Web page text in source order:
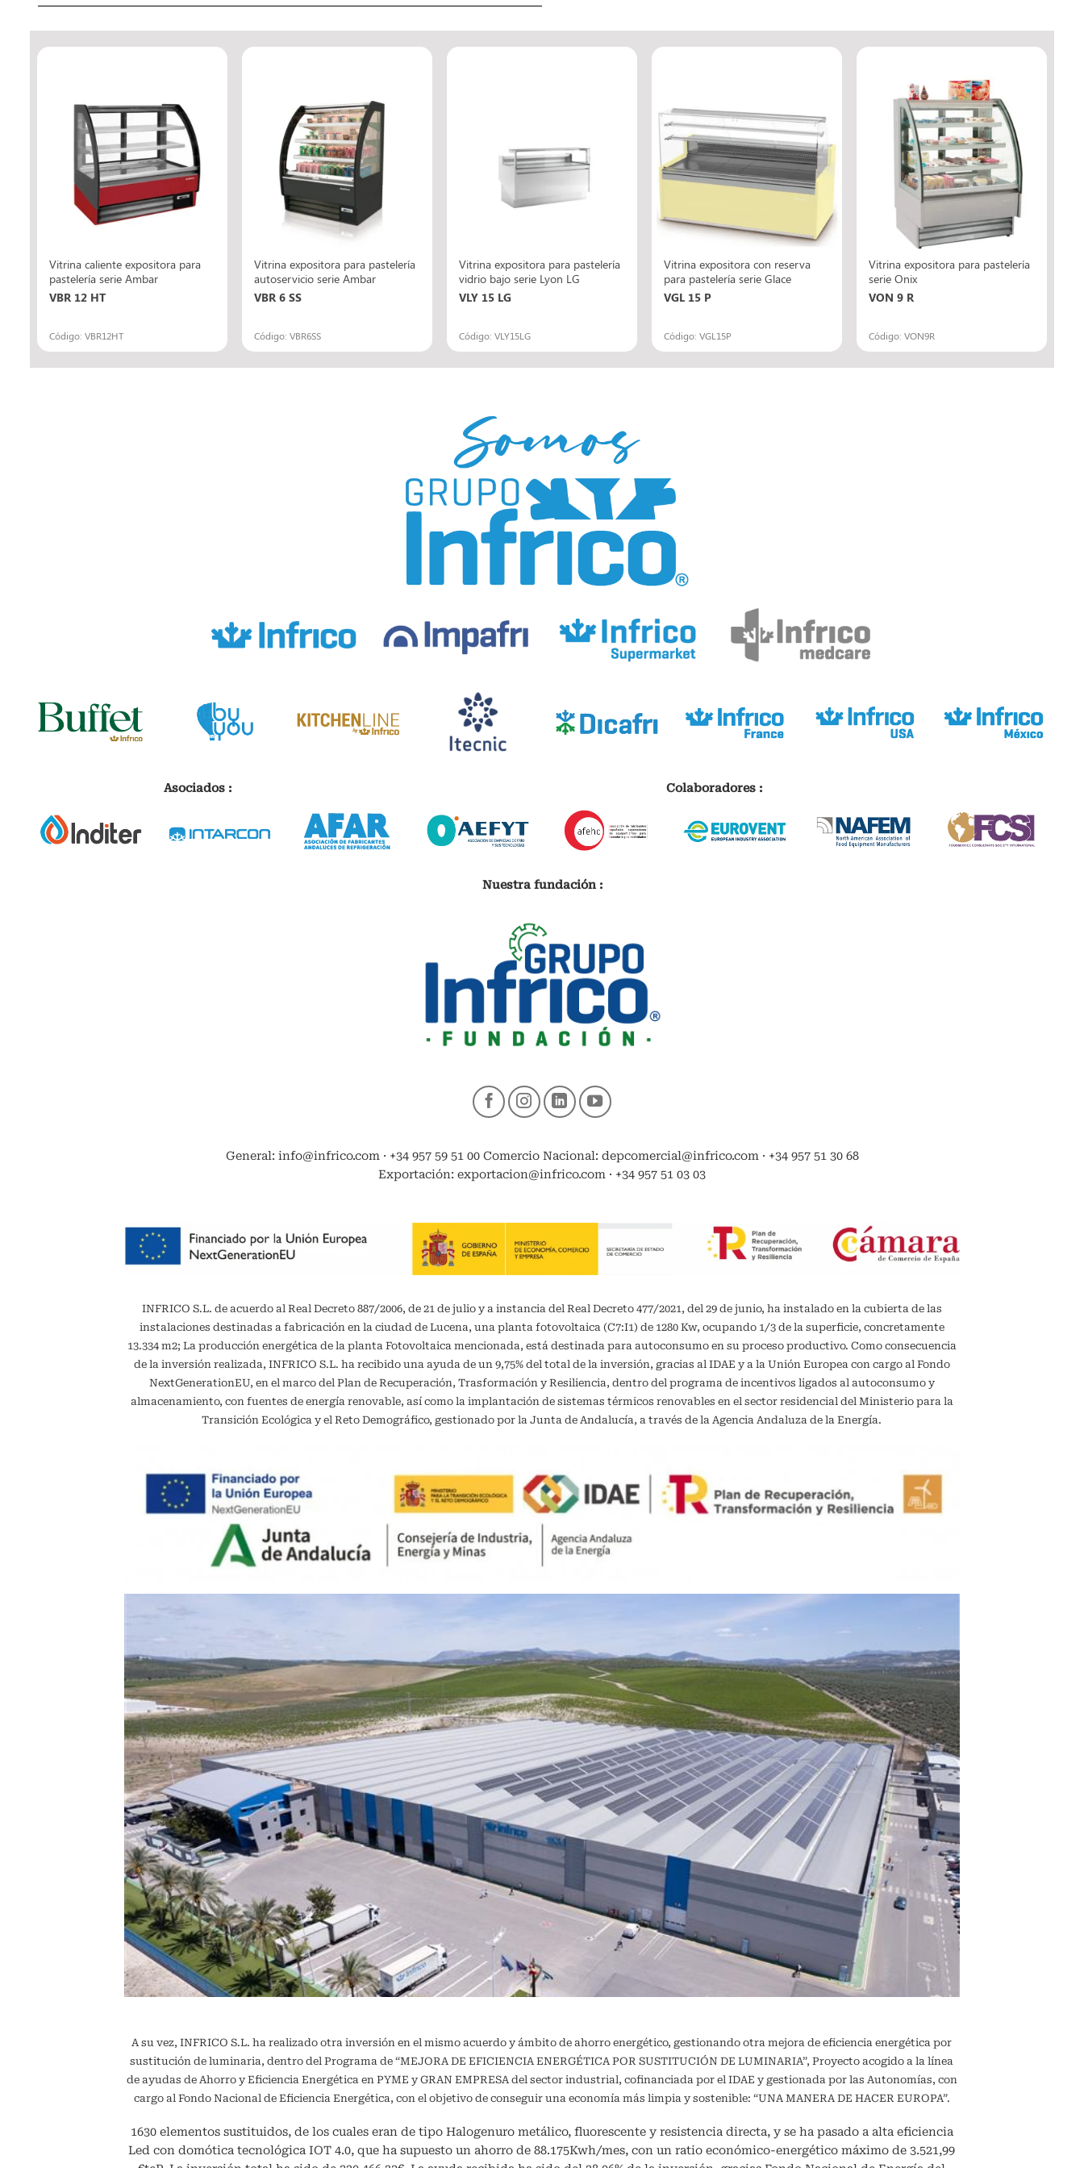
Vitrina caliente expositora para
pastelería serie Ambar
VBR 12 HT
Código: VBR12HT
Vitrina expositora para pastelería
autoservicio serie Ambar
VBR 6 SS
Código: VBR6SS
Vitrina expositora para pastelería
vidrio bajo serie Lyon LG
VLY 15 LG
Código: VLY15LG
Vitrina expositora con reserva
para pastelería serie Glace
VGL 15 P
Código: VGL15P
Vitrina expositora para pastelería
serie Onix
VON 9 R
Código: VON9R
Asociados : Colaboradores :
Nuestra fundación :
General: info@infrico.com · +34 957 59 51 00 Comercio Nacional: depcomercial@infrico.com · +34 957 51 30 68
Exportación: exportacion@infrico.com · +34 957 51 03 03
INFRICO S.L. de acuerdo al Real Decreto 887/2006, de 21 de julio y a instancia del Real Decreto 477/2021, del 29 de junio, ha instalado en la cubierta de las
instalaciones destinadas a fabricación en la ciudad de Lucena, una planta fotovoltaica (C7:I1) de 1280 Kw, ocupando 1/3 de la superficie, concretamente
13.334 m2; La producción energética de la planta Fotovoltaica mencionada, está destinada para autoconsumo en su proceso productivo. Como consecuencia
de la inversión realizada, INFRICO S.L. ha recibido una ayuda de un 9,75% del total de la inversión, gracias al IDAE y a la Unión Europea con cargo al Fondo
NextGenerationEU, en el marco del Plan de Recuperación, Trasformación y Resiliencia, dentro del programa de incentivos ligados al autoconsumo y
almacenamiento, con fuentes de energía renovable, así como la implantación de sistemas térmicos renovables en el sector residencial del Ministerio para la
Transición Ecológica y el Reto Demográfico, gestionado por la Junta de Andalucía, a través de la Agencia Andaluza de la Energía.
A su vez, INFRICO S.L. ha realizado otra inversión en el mismo acuerdo y ámbito de ahorro energético, gestionando otra mejora de eficiencia energética por
sustitución de luminaria, dentro del Programa de “MEJORA DE EFICIENCIA ENERGÉTICA POR SUSTITUCIÓN DE LUMINARIA”, Proyecto acogido a la línea
de ayudas de Ahorro y Eficiencia Energética en PYME y GRAN EMPRESA del sector industrial, cofinanciada por el IDAE y gestionada por las Autonomías, con
cargo al Fondo Nacional de Eficiencia Energética, con el objetivo de conseguir una economía más limpia y sostenible: “UNA MANERA DE HACER EUROPA”.
1630 elementos sustituidos, de los cuales eran de tipo Halogenuro metálico, fluorescente y resistencia directa, y se ha pasado a alta eficiencia
Led con domótica tecnológica IOT 4.0, que ha supuesto un ahorro de 88.175Kwh/mes, con un ratio económico-energético máximo de 3.521,99